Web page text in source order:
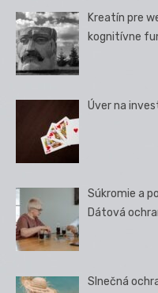
Kreatín pre
kognitívne
Úver na
Súkromie a
Dátová
Slnečná